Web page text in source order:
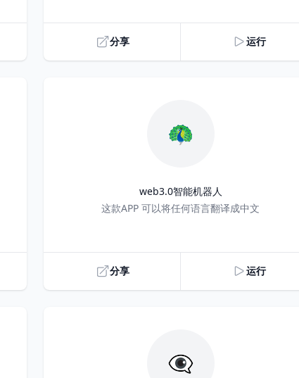
分享 运行
🦚
web3.0智能机器人
这款APP 可以将任何语言翻译成中文
分享 运行
👁️‍🗨️